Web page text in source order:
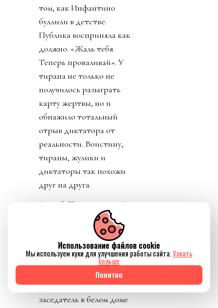
том, как Инфантино
буллили в детстве.
Публика восприняла как
должно. «Жаль тебя.
Теперь проваливай». У
тирана не только не
получилось разыграть
карту жертвы, но и
обнажило тотальный
отрыв диктатора от
реальности. Воистину,
тираны, жулики и
диктаторы так похожи
друг на друга.
День 8. Понедельник. А
где же главный
«папочка» лысого из
ФИФА? А он не
отвечает на звонки. А на
пресс-конференции
заседатель в белом доме
Использование файлов cookie
Мы используем куки для улучшения работы сайта.Узнать
больше
Понятно